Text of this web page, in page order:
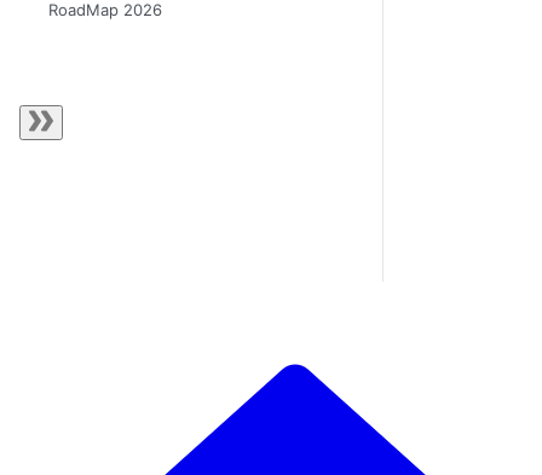
RoadMap 2026